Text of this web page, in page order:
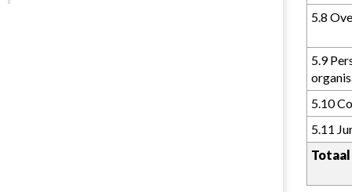
5.8
5.9
5.10
5.11
Totaal